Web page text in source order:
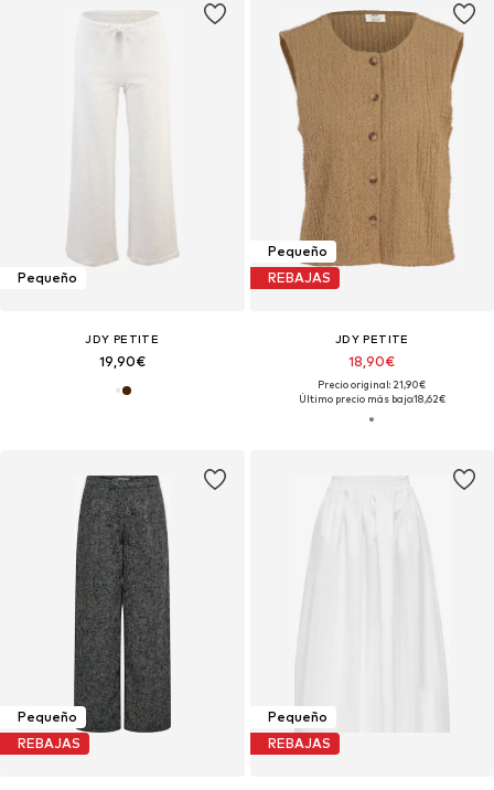
Pequeño
JDY PETITE
19,90€
Pequeño
REBAJAS
JDY PETITE
18,90€
Precio original: 21,90€
Último precio más bajo:18,62€
Pequeño
REBAJAS
Pequeño
REBAJAS